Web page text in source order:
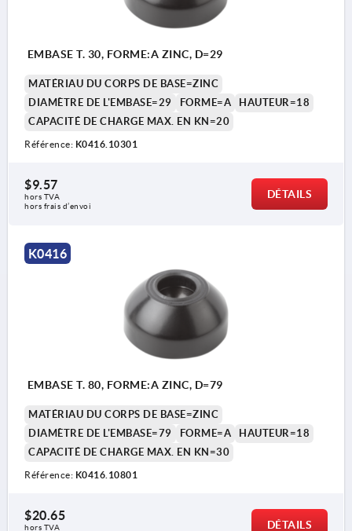
antidérapante
Forme B sans trou de fixation avec plaque
Forme C avec trou de fixation (perforé) sans
Forme D avec trou de fixation (perforé) avec
plaque antidérapante
EMBASE T. 30, FORME:A ZINC, D=29
MATÉRIAU DU CORPS DE BASE=ZINC
DIAMÈTRE DE L'EMBASE=29
FORME=A
HAUTEUR=18
CAPACITÉ DE CHARGE MAX. EN KN=20
Référence: K0416.10301
$9.57
hors TVA
hors frais d’envoi
DÉTAILS
K0416
EMBASE T. 80, FORME:A ZINC, D=79
MATÉRIAU DU CORPS DE BASE=ZINC
DIAMÈTRE DE L'EMBASE=79
FORME=A
HAUTEUR=18
CAPACITÉ DE CHARGE MAX. EN KN=30
Référence: K0416.10801
$20.65
hors TVA DÉTAILS